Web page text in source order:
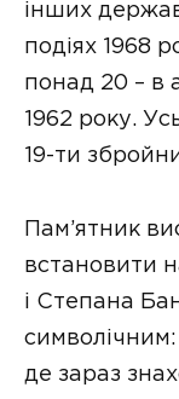
інших
подіях 1968
понад 20 – в
1962 року.
19-ти
Пам’ятник
встановити
і Степана
де зараз